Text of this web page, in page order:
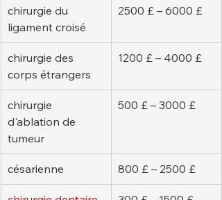
chirurgie du
ligament croisé
2500 £ – 6000 £
chirurgie des
corps étrangers
1200 £ – 4000 £
chirurgie
d'ablation de
tumeur
500 £ – 3000 £
césarienne 800 £ – 2500 £